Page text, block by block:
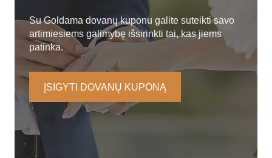
Su Goldama dovanų kuponu galite suteikti savo
artimiesiems galimybę išsirinkti tai, kas jiems
patinka.
ĮSIGYTI DOVANŲ KUPONĄ